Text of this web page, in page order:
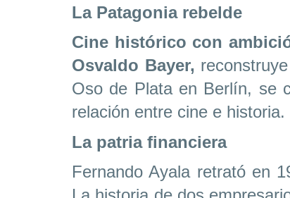
La Patagonia rebelde
Cine histórico con
Osvaldo Bayer,
Oso de Plata en Berlín, se
relación entre cine e historia.
La patria financiera
Fernando Ayala retrató en